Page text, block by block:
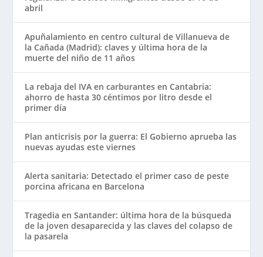
abril
Apuñalamiento en centro cultural de Villanueva de
la Cañada (Madrid): claves y última hora de la
muerte del niño de 11 años
La rebaja del IVA en carburantes en Cantabria:
ahorro de hasta 30 céntimos por litro desde el
primer día
Plan anticrisis por la guerra: El Gobierno aprueba las
nuevas ayudas este viernes
Alerta sanitaria: Detectado el primer caso de peste
porcina africana en Barcelona
Tragedia en Santander: última hora de la búsqueda
de la joven desaparecida y las claves del colapso de
la pasarela